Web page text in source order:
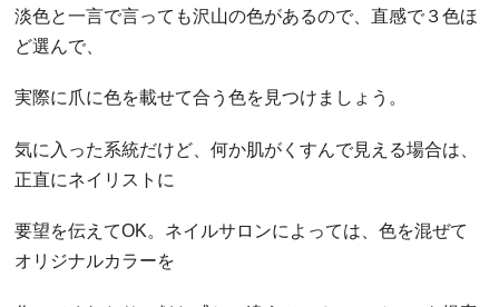
淡色と一言で言っても沢山の色があるので、直感で３色ほ
ど選んで、
実際に爪に色を載せて合う色を見つけましょう。
気に入った系統だけど、何か肌がくすんで見える場合は、
正直にネイリストに
要望を伝えてOK。ネイルサロンによっては、色を混ぜて
オリジナルカラーを